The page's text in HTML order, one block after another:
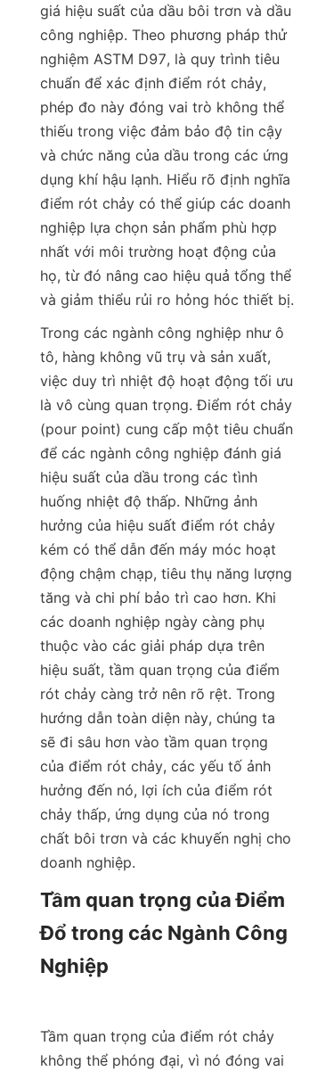
giá hiệu suất của dầu bôi trơn và dầu
công nghiệp. Theo phương pháp thử
nghiệm ASTM D97, là quy trình tiêu
chuẩn để xác định điểm rót chảy,
phép đo này đóng vai trò không thể
thiếu trong việc đảm bảo độ tin cậy
và chức năng của dầu trong các ứng
dụng khí hậu lạnh. Hiểu rõ định nghĩa
điểm rót chảy có thể giúp các doanh
nghiệp lựa chọn sản phẩm phù hợp
nhất với môi trường hoạt động của
họ, từ đó nâng cao hiệu quả tổng thể
và giảm thiểu rủi ro hỏng hóc thiết bị.
Trong các ngành công nghiệp như ô
tô, hàng không vũ trụ và sản xuất,
việc duy trì nhiệt độ hoạt động tối ưu
là vô cùng quan trọng. Điểm rót chảy
(pour point) cung cấp một tiêu chuẩn
để các ngành công nghiệp đánh giá
hiệu suất của dầu trong các tình
huống nhiệt độ thấp. Những ảnh
hưởng của hiệu suất điểm rót chảy
kém có thể dẫn đến máy móc hoạt
động chậm chạp, tiêu thụ năng lượng
tăng và chi phí bảo trì cao hơn. Khi
các doanh nghiệp ngày càng phụ
thuộc vào các giải pháp dựa trên
hiệu suất, tầm quan trọng của điểm
rót chảy càng trở nên rõ rệt. Trong
hướng dẫn toàn diện này, chúng ta
sẽ đi sâu hơn vào tầm quan trọng
của điểm rót chảy, các yếu tố ảnh
hưởng đến nó, lợi ích của điểm rót
chảy thấp, ứng dụng của nó trong
chất bôi trơn và các khuyến nghị cho
doanh nghiệp.
Tầm quan trọng của Điểm
Đổ trong các Ngành Công
Nghiệp
Tầm quan trọng của điểm rót chảy
không thể phóng đại, vì nó đóng vai